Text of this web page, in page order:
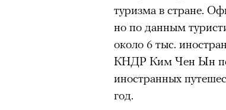
туризма в стране.
но по данным
около 6 тыс.
КНДР Ким Чен Ын
иностранных
год.